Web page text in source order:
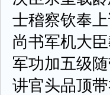
士稽察钦奉
尚书军机大
军功加五级
讲官头品顶